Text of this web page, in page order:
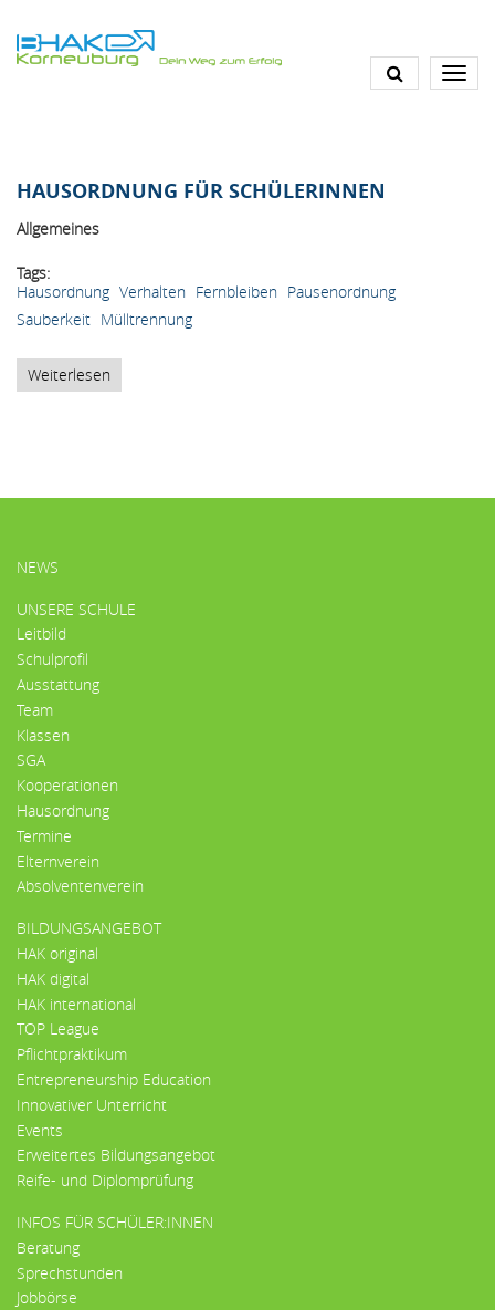
zum
Inhalt
HAUSORDNUNG FÜR SCHÜLERINNEN
Allgemeines
Tags
Hausordnung Verhalten Fernbleiben Pausenordnung
Sauberkeit Mülltrennung
Weiterlesen
Hausordnung
HAUPTMENÜ
NEWS
UNSERE SCHULE
Leitbild
Schulprofil
Ausstattung
Team
Klassen
SGA
Kooperationen
Hausordnung
Termine
Elternverein
Absolventenverein
BILDUNGSANGEBOT
HAK original
HAK digital
HAK international
TOP League
Pflichtpraktikum
Entrepreneurship Education
Innovativer Unterricht
Events
Erweitertes Bildungsangebot
Reife- und Diplomprüfung
INFOS FÜR SCHÜLER:INNEN
Beratung
Sprechstunden
Jobbörse